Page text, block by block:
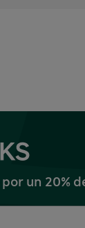
un 20%